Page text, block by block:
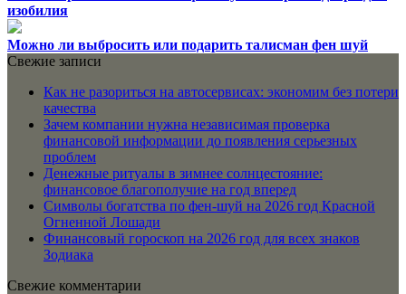
изобилия
Можно ли выбросить или подарить талисман фен шуй
Свежие записи
Как не разориться на автосервисах: экономим без потери
качества
Зачем компании нужна независимая проверка
финансовой информации до появления серьезных
проблем
Денежные ритуалы в зимнее солнцестояние:
финансовое благополучие на год вперед
Символы богатства по фен-шуй на 2026 год Красной
Огненной Лошади
Финансовый гороскоп на 2026 год для всех знаков
Зодиака
Свежие комментарии